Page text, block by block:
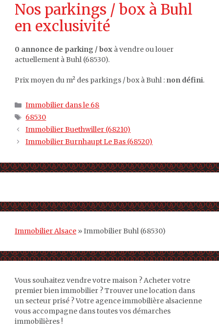
Nos parkings / box à Buhl
en exclusivité
0 annonce de parking / box à vendre ou louer
actuellement à Buhl (68530).
Prix moyen du m² des parkings / box à Buhl : non défini.
Catégories
Immobilier dans le 68
Étiquettes
68530
Immobilier Buethwiller (68210)
Immobilier Burnhaupt Le Bas (68520)
Immobilier Alsace »Immobilier Buhl (68530)
Vous souhaitez vendre votre maison ? Acheter votre
premier bien immobilier ? Trouver une location dans
un secteur prisé ? Votre agence immobilière alsacienne
vous accompagne dans toutes vos démarches
immobilières !